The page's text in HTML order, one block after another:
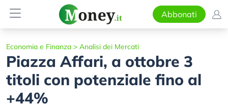
Abbonati
Economia e Finanza > Analisi dei Mercati
Piazza Affari, a ottobre 3
titoli con potenziale fino al
+44%